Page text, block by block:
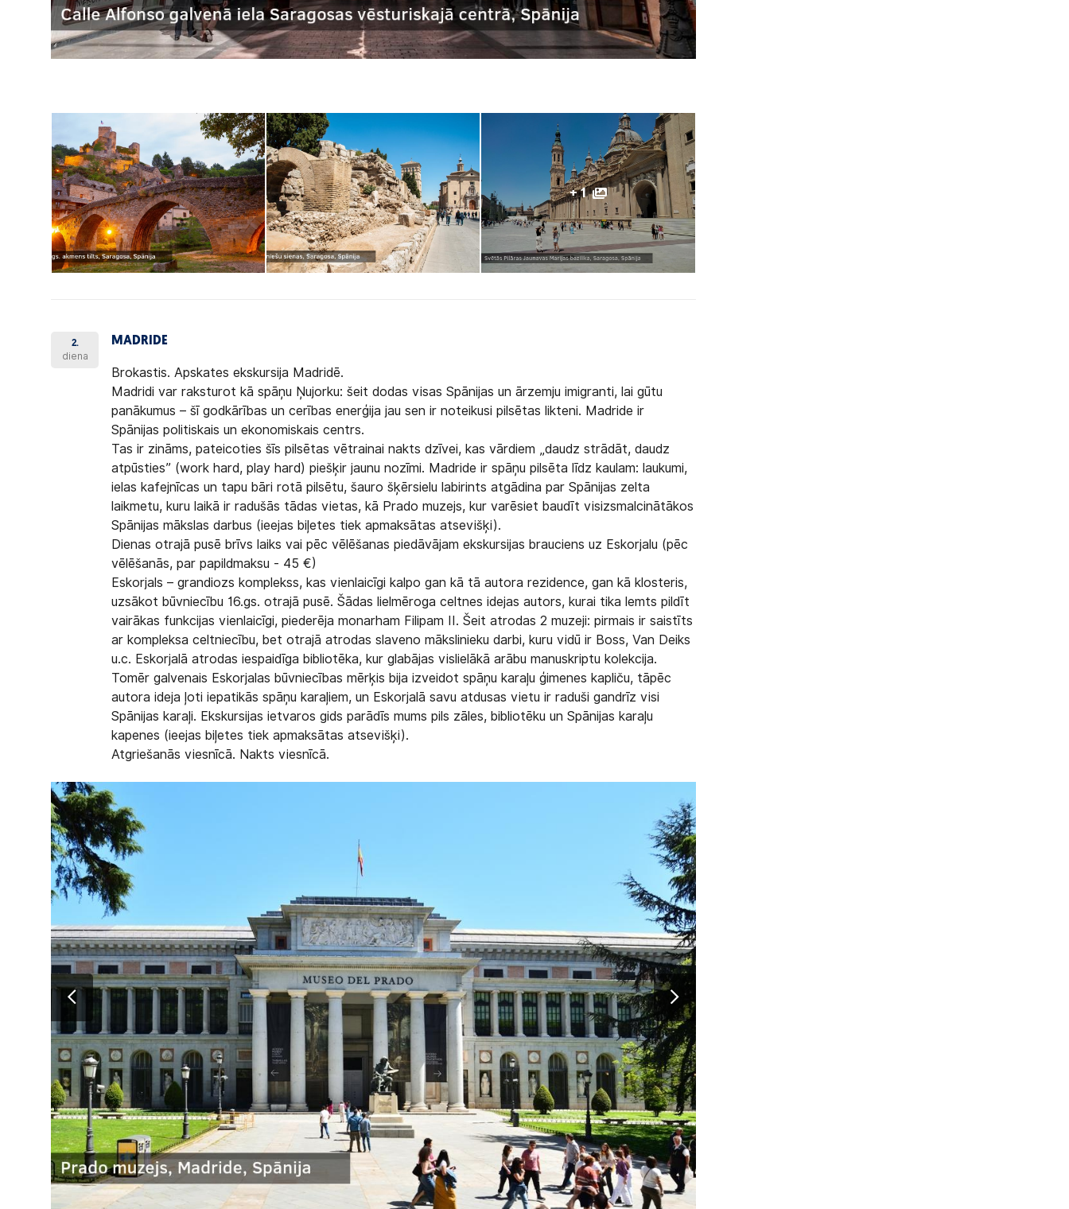
+ 1
2.
diena
MADRIDE
Brokastis. Apskates ekskursija Madridē.
Madridi var raksturot kā spāņu Ņujorku: šeit dodas visas Spānijas un ārzemju imigranti, lai gūtu
panākumus – šī godkārības un cerības enerģija jau sen ir noteikusi pilsētas likteni. Madride ir
Spānijas politiskais un ekonomiskais centrs.
Tas ir zināms, pateicoties šīs pilsētas vētrainai nakts dzīvei, kas vārdiem „daudz strādāt, daudz
atpūsties” (work hard, play hard) piešķir jaunu nozīmi. Madride ir spāņu pilsēta līdz kaulam: laukumi,
ielas kafejnīcas un tapu bāri rotā pilsētu, šauro šķērsielu labirints atgādina par Spānijas zelta
laikmetu, kuru laikā ir radušās tādas vietas, kā Prado muzejs, kur varēsiet baudīt visizsmalcinātākos
Spānijas mākslas darbus (ieejas biļetes tiek apmaksātas atsevišķi).
Dienas otrajā pusē brīvs laiks vai pēc vēlēšanas piedāvājamekskursijas brauciens uz Eskorjalu (pēc
vēlēšanās, par papildmaksu - 45 €)
Eskorjals – grandiozs komplekss, kas vienlaicīgi kalpo gan kā tā autora rezidence, gan kā klosteris,
uzsākot būvniecību 16.gs. otrajā pusē. Šādas lielmēroga celtnes idejas autors, kurai tika lemts pildīt
vairākas funkcijas vienlaicīgi, piederēja monarham Filipam II. Šeit atrodas 2 muzeji: pirmais ir saistīts
ar kompleksa celtniecību, bet otrajā atrodas slaveno mākslinieku darbi, kuru vidū ir Boss, Van Deiks
u.c. Eskorjalā atrodas iespaidīga bibliotēka, kur glabājas vislielākā arābu manuskriptu kolekcija.
Tomēr galvenais Eskorjalas būvniecības mērķis bija izveidot spāņu karaļu ģimenes kapliču, tāpēc
autora ideja ļoti iepatikās spāņu karaļiem, un Eskorjalā savu atdusas vietu ir raduši gandrīz visi
Spānijas karaļi. Ekskursijas ietvaros gids parādīs mums pils zāles, bibliotēku un Spānijas karaļu
kapenes (ieejas biļetes tiek apmaksātas atsevišķi).
Atgriešanās viesnīcā. Nakts viesnīcā.